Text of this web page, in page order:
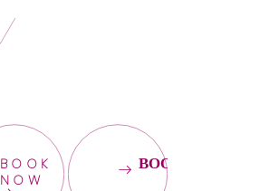
BOOK
NOW
BOOKNOW